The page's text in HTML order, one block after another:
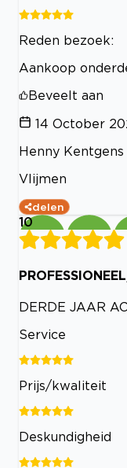
Reden bezoek:
Aankoop
Beveelt aan
14 October
Henny Kentgens
Vlijmen
delen
10
DERDE JAAR
Service
Prijs/kwaliteit
Deskundigheid